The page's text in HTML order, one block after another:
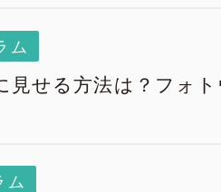
ム
見せる方法は？フォ
ム